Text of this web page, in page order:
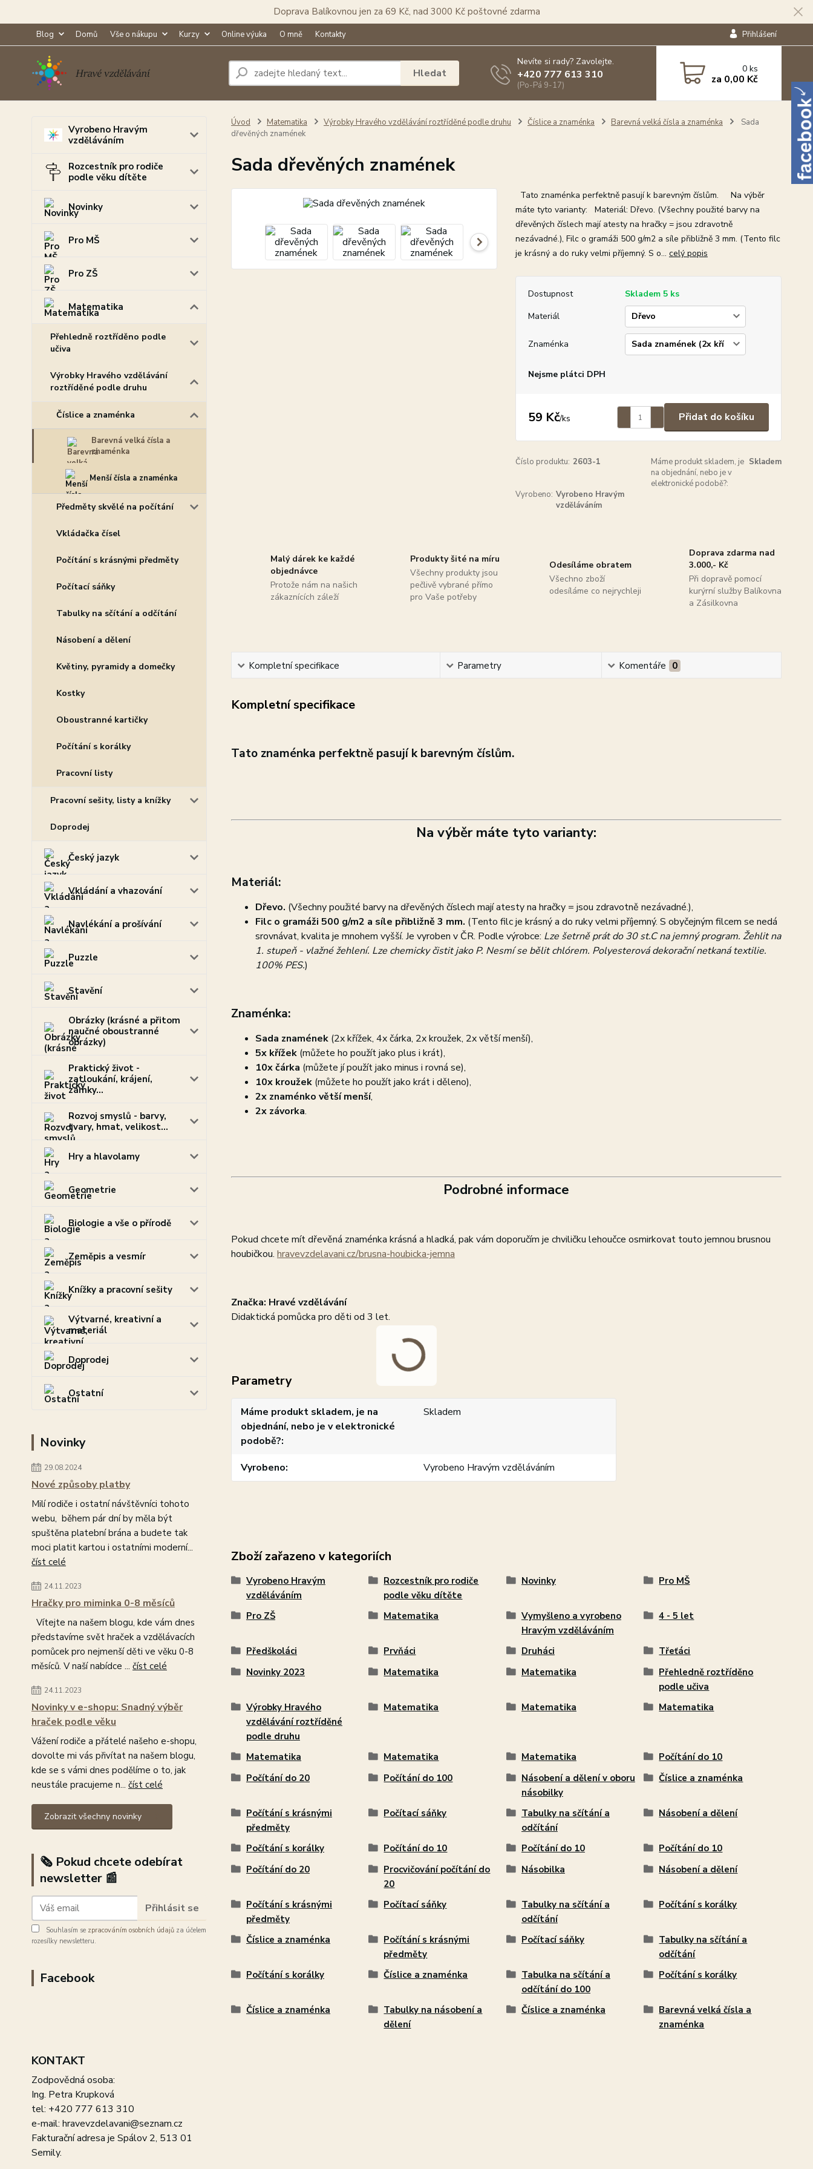
Doprava Balíkovnou jen za 69 Kč, nad 3000 Kč poštovné zdarma
Blog Domů Vše o nákupu Kurzy Online výuka O mně Kontakty Přihlášení
Hledat
Nevíte si rady? Zavolejte.
+420 777 613 310
(Po-Pá 9-17)
0ks
za 0,00 Kč
Vyrobeno Hravým
vzděláváním
Rozcestník pro rodiče
podle věku dítěte
Novinky
Pro MŠ
Pro ZŠ
Matematika
Přehledně roztříděno podle
učiva
Výrobky Hravého vzdělávání
roztříděné podle druhu
Číslice a znaménka
Barevná velká čísla a
znaménka
Menší čísla a znaménka
Předměty skvělé na počítání
Vkládačka čísel
Počítání s krásnými předměty
Počítací sáňky
Tabulky na sčítání a odčítání
Násobení a dělení
Květiny, pyramidy a domečky
Kostky
Oboustranné kartičky
Počítání s korálky
Pracovní listy
Pracovní sešity, listy a knížky
Doprodej
Český jazyk
Vkládání a vhazování
Navlékání a prošívání
Puzzle
Stavění
Obrázky (krásné a přitom
naučné oboustranné
obrázky)
Praktický život -
zatloukání, krájení,
zámky...
Rozvoj smyslů - barvy,
tvary, hmat, velikost...
Hry a hlavolamy
Geometrie
Biologie a vše o přírodě
Zeměpis a vesmír
Knížky a pracovní sešity
Výtvarné, kreativní a
materiál
Doprodej
Ostatní
Novinky
29.08.2024
Nové způsoby platby
Milí rodiče i ostatní návštěvníci tohoto
webu, během pár dní by měla být
spuštěna platební brána a budete tak
moci platit kartou i ostatními moderní...
číst celé
24.11.2023
Hračky pro miminka 0-8 měsíců
Vítejte na našem blogu, kde vám dnes
představíme svět hraček a vzdělávacích
pomůcek pro nejmenší děti ve věku 0-8
měsíců. V naší nabídce ... číst celé
24.11.2023
Novinky v e-shopu: Snadný výběr
hraček podle věku
Vážení rodiče a přátelé našeho e-shopu,
dovolte mi vás přivítat na našem blogu,
kde se s vámi dnes podělíme o to, jak
neustále pracujeme n... číst celé
Zobrazit všechny novinky
🗞️ Pokud chcete odebírat
newsletter 📰
Přihlásit se
Souhlasím se zpracováním osobních údajů za účelem
rozesílky newsletteru.
Facebook
KONTAKT
Zodpovědná osoba:
Ing. Petra Krupková
tel: +420 777 613 310
e-mail: hravevzdelavani@seznam.cz
Fakturační adresa je Spálov 2, 513 01
Semily.
Úvod Matematika Výrobky Hravého vzdělávání roztříděné podle druhu Číslice a znaménka Barevná velká čísla a znaménka
Sada
dřevěných znamének
Sada dřevěných znamének
Tato znaménka perfektně pasují k barevným číslům. Na výběr
máte tyto varianty: Materiál: Dřevo. (Všechny použité barvy na
dřevěných číslech mají atesty na hračky = jsou zdravotně
nezávadné.), Filc o gramáži 500 g/m2 a síle přibližně 3 mm. (Tento filc
je krásný a do ruky velmi příjemný. S o... celý popis
Dostupnost
Skladem 5 ks
Materiál
Znaménka
Nejsme plátci DPH
59 Kč/ks Přidat do košíku
Číslo produktu: 2603-1
Máme produkt skladem, je
na objednání, nebo je v
elektronické podobě?:
Skladem
Vyrobeno: Vyrobeno Hravým
vzděláváním
Malý dárek ke každé
objednávce
Protože nám na našich
zákaznících záleží
Produkty šité na míru
Všechny produkty jsou
pečlivě vybrané přímo
pro Vaše potřeby
Odesíláme obratem
Všechno zboží
odesíláme co nejrychleji
Doprava zdarma nad
3.000,- Kč
Při dopravě pomocí
kurýrní služby Balíkovna
a Zásilkovna
Kompletní specifikace Parametry Komentáře 0
Kompletní specifikace
Tato znaménka perfektně pasují k barevným číslům.
Na výběr máte tyto varianty:
Materiál:
Dřevo. (Všechny použité barvy na dřevěných číslech mají atesty na hračky = jsou zdravotně nezávadné.),
Filc o gramáži 500 g/m2 a síle přibližně 3 mm. (Tento filc je krásný a do ruky velmi příjemný. S obyčejným filcem se nedá
srovnávat, kvalita je mnohem vyšší. Je vyroben v ČR. Podle výrobce: Lze šetrně prát do 30 st.C na jemný program. Žehlit na
1. stupeň - vlažné žehlení. Lze chemicky čistit jako P. Nesmí se bělit chlórem. Polyesterová dekorační netkaná textilie.
100% PES.)
Znaménka:
Sada znamének (2x křížek, 4x čárka, 2x kroužek, 2x větší menší),
5x křížek(můžete ho použít jako plus i krát),
10x čárka (můžete jí použít jako minus i rovná se),
10x kroužek(můžete ho použít jako krát i děleno),
2x znaménko větší menší,
2x závorka.
Podrobné informace
Pokud chcete mít dřevěná znaménka krásná a hladká, pak vám doporučím je chviličku lehoučce osmirkovat touto jemnou brusnou
houbičkou. hravevzdelavani.cz/brusna-houbicka-jemna
Značka: Hravé vzdělávání
Didaktická pomůcka pro děti od 3 let.
Parametry
Máme produkt skladem, je na
objednání, nebo je v elektronické
podobě?
Skladem
Vyrobeno Vyrobeno Hravým vzděláváním
Zboží zařazeno v kategoriích
Vyrobeno Hravým
vzděláváním
Rozcestník pro rodiče
podle věku dítěte
Novinky Pro MŠ
Pro ZŠ Matematika
Vymyšleno a vyrobeno
Hravým vzděláváním
4 - 5 let
Předškoláci Prvňáci Druháci
Třeťáci
Novinky 2023
Matematika Matematika
Přehledně roztříděno
podle učiva
Výrobky Hravého
vzdělávání roztříděné
podle druhu
Matematika Matematika Matematika
Matematika Matematika Matematika
Počítání do 10
Počítání do 20
Počítání do 100
Násobení a dělení v oboru
násobilky
Číslice a znaménka
Počítání s krásnými
předměty
Počítací sáňky
Tabulky na sčítání a
odčítání
Násobení a dělení
Počítání s korálky Počítání do 10 Počítání do 10
Počítání do 10
Počítání do 20
Procvičování počítání do
20
Násobilka Násobení a dělení
Počítání s krásnými
předměty
Počítací sáňky
Tabulky na sčítání a
odčítání
Počítání s korálky
Číslice a znaménka
Počítání s krásnými
předměty
Počítací sáňky
Tabulky na sčítání a
odčítání
Počítání s korálky
Číslice a znaménka
Tabulka na sčítání a
odčítání do 100
Počítání s korálky
Číslice a znaménka
Tabulky na násobení a
dělení
Číslice a znaménka
Barevná velká čísla a
znaménka